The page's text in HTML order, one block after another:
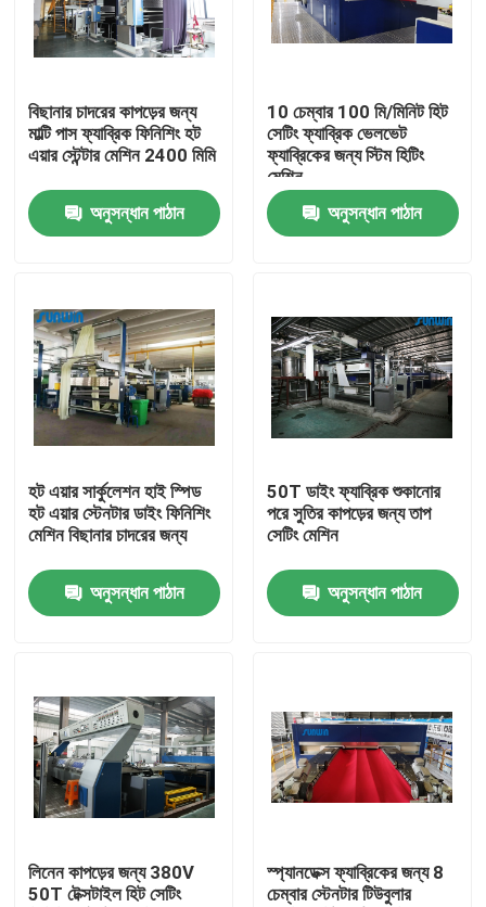
আমাদের সম্পর্কে
পরিচিতি
পণ্য
টেক্সটাইল স্টেনটার মেশিন
গরম বায়ু স্টেনটার মেশিন
টেক্সটাইল শুকানোর মেশিন
টেক্সটাইল ফিনিশিং মেশিন
বিছানার চাদরের কাপড়ের জন্য
মাল্টি পাস ফ্যাব্রিক ফিনিশিং হট
এয়ার স্টেন্টার মেশিন 2400 মিমি
অনুসন্ধান পাঠান
10 চেম্বার 100 মি/মিনিট হিট
সেটিং ফ্যাব্রিক ভেলভেট
ফ্যাব্রিকের জন্য স্টিম হিটিং
মেশিন
অনুসন্ধান পাঠান
হট এয়ার সার্কুলেশন হাই স্পিড
হট এয়ার স্টেনটার ডাইং ফিনিশিং
মেশিন বিছানার চাদরের জন্য
অনুসন্ধান পাঠান
50T ডাইং ফ্যাব্রিক শুকানোর
পরে সুতির কাপড়ের জন্য তাপ
সেটিং মেশিন
অনুসন্ধান পাঠান
লিনেন কাপড়ের জন্য 380V
50T টেক্সটাইল হিট সেটিং
স্প্যানডেক্স ফ্যাব্রিকের জন্য 8
চেম্বার স্টেনটার টিউবুলার